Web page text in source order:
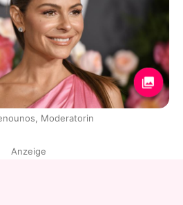
Moderatorin
Anzeige